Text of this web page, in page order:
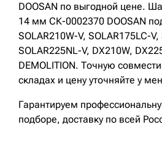
DOOSAN по выгодной цене.
14 мм СК-0002370 DOOSAN
SOLAR210W-V, SOLAR175LC-V,
SOLAR225NL-V, DX210W,
DEMOLITION. Точную
складах и цену уточняйте у
Гарантируем
подборе, доставку по всей